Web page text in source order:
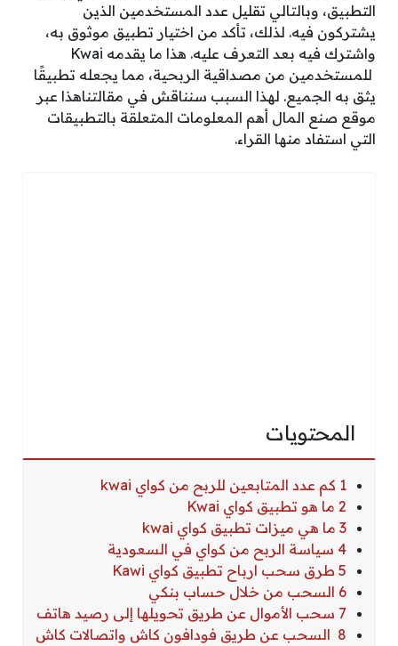
التطبيق، وبالتالي تقليل عدد المستخدمين الذين
يشتركون فيه. لذلك، تأكد من اختيار تطبيق موثوق به،
للمستخدمين من مصداقية الربحية، مما يجعله تطبيقًا
يثق به الجميع. لهذا السبب سنناقش في مقالتناهذا عبر
موقع صنع المال أهم المعلومات المتعلقة بالتطبيقات
التي استفاد منها القراء.
المحتويات
1 كم عدد المتابعين للربح من كواي kwai
2 ما هو تطبيق كواي Kwai
3 ما هي ميزات تطبيق كواي kwai
4 سياسة الربح من كواي في السعودية
5 طرق سحب ارباح تطبيق كواي Kawi
6 السحب من خلال حساب بنكي
7 سحب الأموال عن طريق تحويلها إلى رصيد هاتف
8 السحب عن طريق فودافون كاش واتصالات كاش